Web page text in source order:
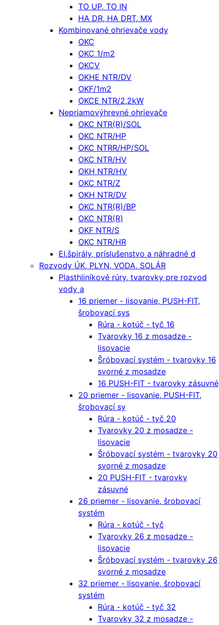
TO UP, TO IN
HA DR, HA DRT, MX
Kombinované ohrievače vody
OKC
OKC 1/m2
OKCV
OKHE NTR/DV
OKF/1m2
OKCE NTR/2,2kW
Nepriamovýhrevné ohrievače
OKC NTR(R)/SOL
OKC NTR/HP
OKC NTRR/HP/SOL
OKC NTR/HV
OKH NTR/HV
OKC NTR/Z
OKH NTR/DV
OKC NTR(R)/BP
OKC NTR(R)
OKF NTR/S
OKC NTR/HR
El.špirály, príslušenstvo a náhradné d
Rozvody ÚK, PLYN, VODA, SOLÁR
Plasthliníkové rúry, tvarovky pre rozvod
vody a
16 priemer - lisovanie, PUSH-FIT,
šrobovací sys
Rúra - kotúč - tyč 16
Tvarovky 16 z mosadze -
lisovacie
Šróbovací systém - tvarovky 16
svorné z mosadze
16 PUSH-FIT - tvarovky zásuvné
20 priemer - lisovanie, PUSH-FIT,
šrobovací sy
Rúra - kotúč - tyč 20
Tvarovky 20 z mosadze -
lisovacie
Šróbovací systém - tvarovky 20
svorné z mosadze
20 PUSH-FIT - tvarovky
zásuvné
26 priemer - lisovanie, šrobovací
systém
Rúra - kotúč - tyč
Tvarovky 26 z mosadze -
lisovacie
Šróbovací systém - tvarovky 26
svorné z mosadze
32 priemer - lisovanie, šrobovací
systém
Rúra - kotúč - tyč 32
Tvarovky 32 z mosadze -